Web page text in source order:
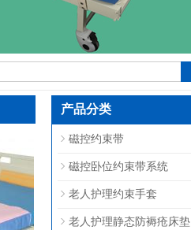
产品分类
磁控约束带
磁控卧位约束带系统
老人护理约束手套
老人护理静态防褥疮床垫